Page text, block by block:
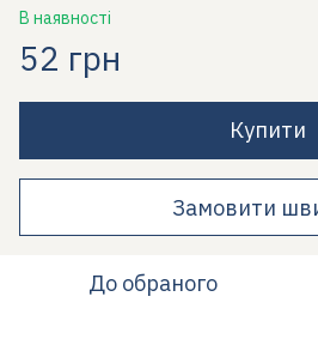
В наявності
52 грн
Купити
Замовити
До обраного